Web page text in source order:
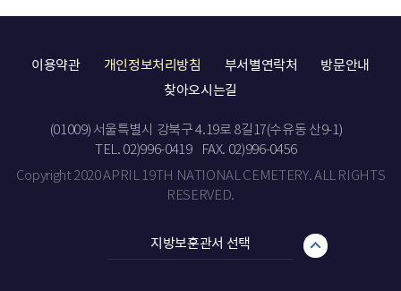
이용약관 개인정보처리방침 부서별연락처
방문안내
찾아오시는길
(01009) 서울특별시 강북구 4.19로 8길17(수유동 산9-1)
TEL. 02)996-0419
FAX. 02)996-0456
Copyright 2020 APRIL 19TH NATIONAL CEMETERY. ALL RIGHTS
RESERVED.
지방보훈관서 선택